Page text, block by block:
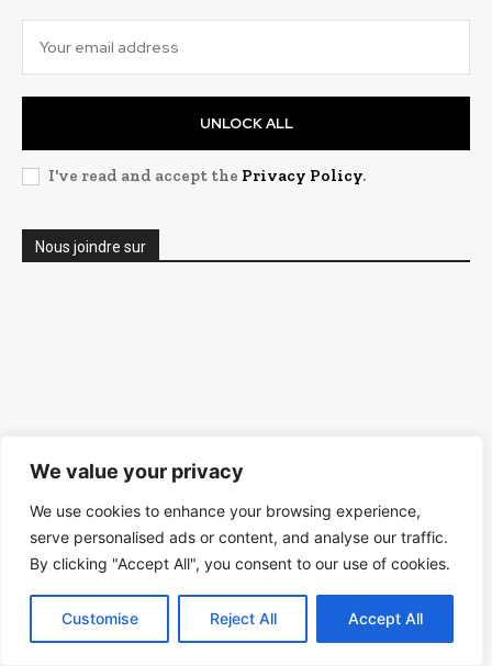
We value your privacy
We use cookies to enhance your browsing experience,
serve personalised ads or content, and analyse our traffic.
By clicking "Accept All", you consent to our use of cookies.
Customise Reject All Accept All
UNLOCK ALL
I've read and accept the Privacy Policy.
Nous joindre sur